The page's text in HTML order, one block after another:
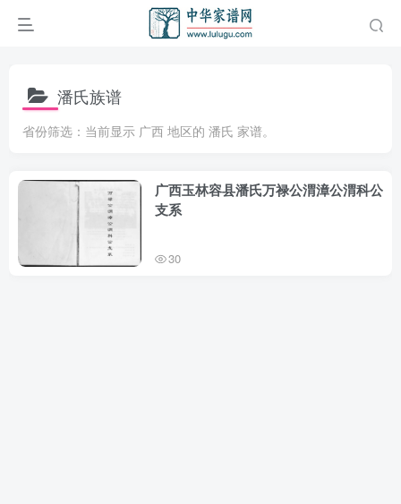
潘氏族谱
省份筛选：当前显示 广西 地区的 潘氏 家谱。
广西玉林容县潘氏万禄公渭漳公渭科公
支系
30